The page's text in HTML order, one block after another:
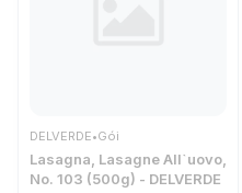
DELVERDE•Gói
Lasagna, Lasagne All`uovo,
No. 103 (500g) - DELVERDE